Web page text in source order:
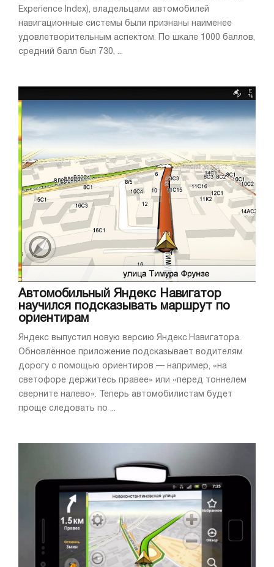
Experience Index), владельцами автомобилей
навигационные системы были признаны наименее
удовлетворительным аспектом. По шкале 1000 баллов,
средний балл был 730, ...
Автомобильный Яндекс Навигатор
научился подсказывать маршрут по
ориентирам
Яндекс выпустил новую версию Яндекс.Навигатора.
Обновлённое приложение подсказывает водителям
дорогу с помощью ориентиров — например, «на
светофоре держитесь правее» или «перед тоннелем
сверните налево». Теперь автомобилистам будет
проще следовать по ...